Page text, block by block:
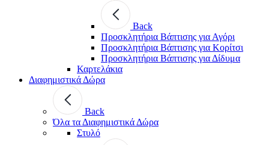
Back
Προσκλητήρια Βάπτισης για Αγόρι
Προσκλητήρια Βάπτισης για Κορίτσι
Προσκλητήρια Βάπτισης για Δίδυμα
Καρτελάκια
Διαφημιστικά Δώρα
Back
Όλα τα Διαφημιστικά Δώρα
Στυλό